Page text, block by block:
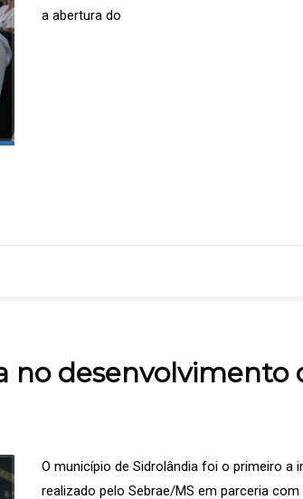
a abertura do
desenvolvimento
O município de Sidrolândia foi o primeiro a
realizado pelo Sebrae/MS em parceria